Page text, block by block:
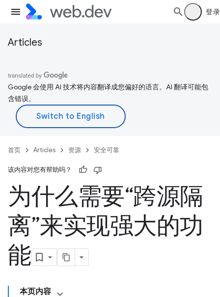
登录
Articles
Google 会使用 AI 技术将内容翻译成您偏好的语言。AI 翻译可能包
含错误。
首页 Articles 资源 安全可靠
该内容对您有帮助吗？
为什么需要“跨源隔
离”来实现强大的功
能
本页内容